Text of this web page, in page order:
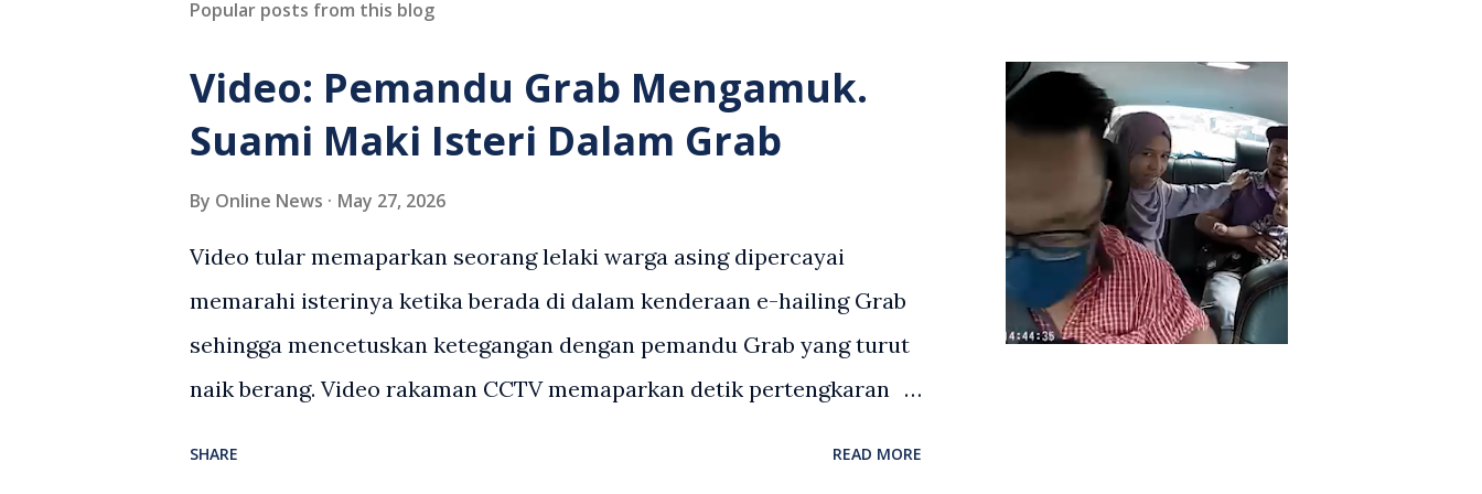
Popular posts from this blog
Video: Pemandu Grab Mengamuk.
Suami Maki Isteri Dalam Grab
By Online News May 27, 2026
Video tular memaparkan seorang lelaki warga asing dipercayai
memarahi isterinya ketika berada di dalam kenderaan e-hailing Grab
sehingga mencetuskan ketegangan dengan pemandu Grab yang turut
naik berang. Video rakaman CCTV memaparkan detik pertengkaran
SHARE READ MORE